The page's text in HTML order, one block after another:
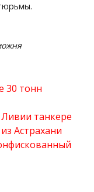
30 тонн
танкере
Астрахани